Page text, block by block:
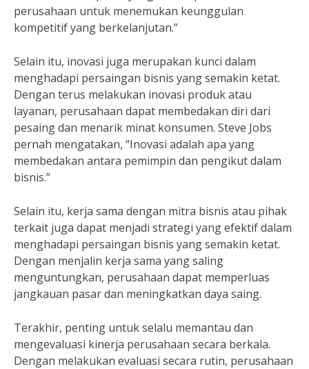
perusahaan untuk menemukan keunggulan
kompetitif yang berkelanjutan.”
Selain itu, inovasi juga merupakan kunci dalam
menghadapi persaingan bisnis yang semakin ketat.
Dengan terus melakukan inovasi produk atau
layanan, perusahaan dapat membedakan diri dari
pesaing dan menarik minat konsumen. Steve Jobs
pernah mengatakan, “Inovasi adalah apa yang
membedakan antara pemimpin dan pengikut dalam
bisnis.”
Selain itu, kerja sama dengan mitra bisnis atau pihak
terkait juga dapat menjadi strategi yang efektif dalam
menghadapi persaingan bisnis yang semakin ketat.
Dengan menjalin kerja sama yang saling
menguntungkan, perusahaan dapat memperluas
jangkauan pasar dan meningkatkan daya saing.
Terakhir, penting untuk selalu memantau dan
mengevaluasi kinerja perusahaan secara berkala.
Dengan melakukan evaluasi secara rutin, perusahaan